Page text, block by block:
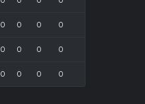
0 0 0 0
0 0 0 0
0 0 0 0